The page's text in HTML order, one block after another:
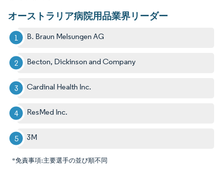
オーストラリア病院用品業界リーダー
B. Braun Melsungen AG
Becton, Dickinson and Company
Cardinal Health Inc.
ResMed Inc.
3M
*免責事項:主要選手の並び順不同